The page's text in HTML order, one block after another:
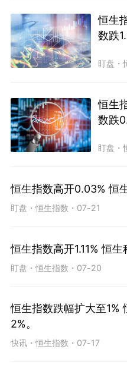
恒生
数跌
盯盘 ・
恒生
数跌
盯盘 ・
恒生指数高开0.03% 恒
盯盘 ・恒生指数 ・ 07-21
恒生指数高开1.11% 恒
盯盘 ・恒生指数 ・ 07-20
恒生指数跌幅扩大至1%
2%。
快讯・恒生指数 ・ 07-17